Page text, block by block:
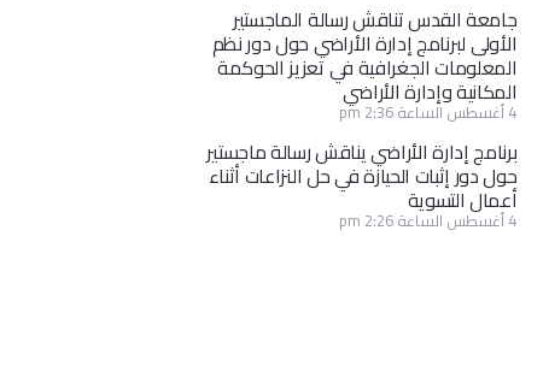
جامعة القدس تناقش رسالة الماجستير
الأولى لبرنامج إدارة الأراضي حول دور نظم
المعلومات الجغرافية في تعزيز الحوكمة
المكانية وإدارة الأراضي
4 أغسطس الساعة 2:36 pm
برنامج إدارة الأراضي يناقش رسالة ماجستير
حول دور إثبات الحيازة في حل النزاعات أثناء
أعمال التسوية
4 أغسطس الساعة 2:26 pm